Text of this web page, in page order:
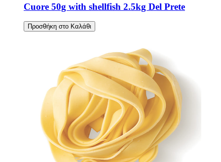
Cuore 50g with shellfish 2.5kg Del Prete
Προσθήκη στο Καλάθι